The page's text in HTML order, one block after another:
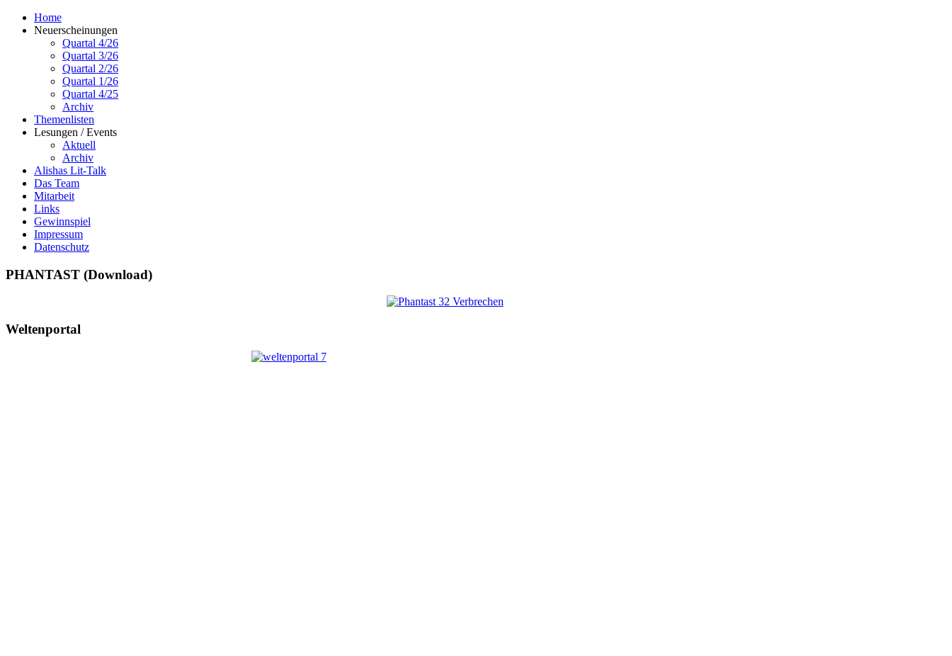
Home
Neuerscheinungen
Quartal 4/26
Quartal 3/26
Quartal 2/26
Quartal 1/26
Quartal 4/25
Archiv
Themenlisten
Lesungen / Events
Aktuell
Archiv
Alishas Lit-Talk
Das Team
Mitarbeit
Links
Gewinnspiel
Impressum
Datenschutz
PHANTAST (Download)
Weltenportal